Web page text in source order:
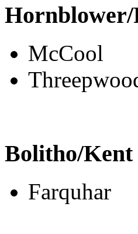
Hornblower/
McCool
Bolitho/Kent
Farquhar